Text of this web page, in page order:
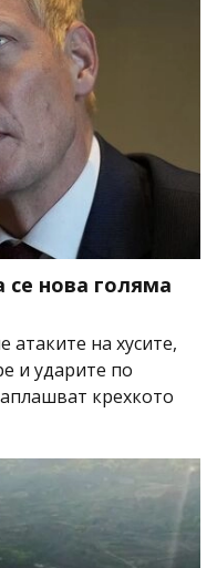
нова голяма
атаките на хусите,
и ударите по
крехкото